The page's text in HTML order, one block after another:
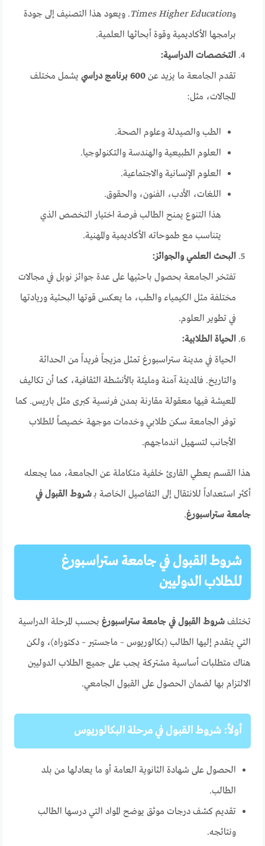
وTimes Higher Education. ويعود هذا التصنيف إلى جودة
برامجها الأكاديمية وقوة أبحاثها العلمية.
التخصصات الدراسية:
تقدم الجامعة ما يزيد عن600 برنامج دراسي
يشمل مختلف
المجالات، مثل:
الطب والصيدلة وعلوم الصحة.
العلوم الطبيعية والهندسة والتكنولوجيا.
العلوم الإنسانية والاجتماعية.
اللغات، الأدب، الفنون، والحقوق.
هذا التنوع يمنح الطالب فرصة اختيار التخصص الذي
يتناسب مع طموحاته الأكاديمية والمهنية.
البحث العلمي والجوائز:
تفتخر الجامعة بحصول باحثيها على عدة جوائز نوبل في مجالات
مختلفة مثل الكيمياء والطب، ما يعكس قوتها البحثية وريادتها
في تطوير العلوم.
الحياة الطلابية:
الحياة في مدينة ستراسبورغ تمثل مزيجاً فريداً من الحداثة
والتاريخ. فالمدينة آمنة ومليئة بالأنشطة الثقافية، كما أن تكاليف
المعيشة فيها معقولة مقارنة بمدن فرنسية كبرى مثل باريس. كما
توفر الجامعة سكن طلابي وخدمات موجهة خصيصاً للطلاب
الأجانب لتسهيل اندماجهم.
هذا القسم يعطي القارئ خلفية متكاملة عن الجامعة، مما يجعله
أكثر استعداداً للانتقال إلى التفاصيل الخاصة بـشروط القبول في
جامعة ستراسبورغ.
شروط القبول في جامعة ستراسبورغ
للطلاب الدوليين
تختلفشروط القبول في جامعة ستراسبورغ بحسب المرحلة الدراسية
التي يتقدم إليها الطالب (بكالوريوس – ماجستير – دكتوراه)، ولكن
هناك متطلبات أساسية مشتركة يجب على جميع الطلاب الدوليين
الالتزام بها لضمان الحصول على القبول الجامعي.
أولاً: شروط القبول في مرحلة البكالوريوس
الحصول على شهادة الثانوية العامة أو ما يعادلها من بلد
الطالب.
تقديم كشف درجات موثق يوضح المواد التي درسها الطالب
ونتائجه.